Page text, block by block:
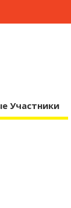
Участники